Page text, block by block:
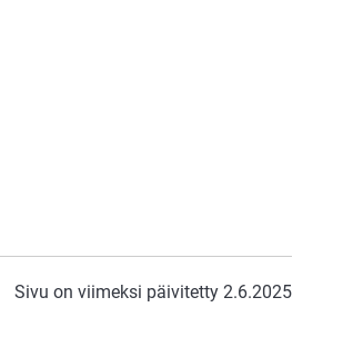
Sivu on viimeksi päivitetty 2.6.2025